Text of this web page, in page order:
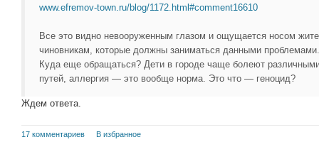
www.efremov-town.ru/blog/1172.html#comment16610
Все это видно невооруженным глазом и ощущается носом
чиновникам, которые должны заниматься данными
Куда еще обращаться? Дети в городе чаще болеют
путей, аллергия — это вообще норма. Это что — геноцид?
Ждем ответа.
17 комментариев В избранное